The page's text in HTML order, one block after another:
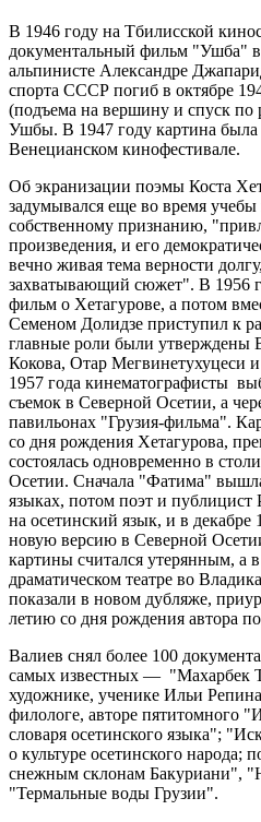
В 1946 году на Тбилисской
документальный фильм "Ушба" в
альпинисте Александре
спорта СССР погиб в октябре
(подъема на вершину и спуск
Ушбы. В 1947 году картина
Венецианском кинофестивале.
Об экранизации поэмы Коста
задумывался еще во время
собственному признанию,
произведения, и его
вечно живая тема верности
захватывающий сюжет". В 1956
фильм о Хетагурове, а потом
Семеном Долидзе приступил к
главные роли были утверждены
Кокова, Отар Мегвинетухуцеси
1957 года кинематографисты
съемок в Северной Осетии, а
павильонах "Грузия-фильма".
со дня рождения Хетагурова,
состоялась одновременно в
Осетии. Сначала "Фатима"
языках, потом поэт и публицист
на осетинский язык, и в декабре
новую версию в Северной
картины считался утерянным, а
драматическом театре во
показали в новом дубляже,
летию со дня рождения автора
Валиев снял более 100
самых известных — "Махарбек
художнике, ученике Ильи
филологе, авторе пятитомного
словаря осетинского языка";
о культуре осетинского
снежным склонам Бакуриани",
"Термальные воды Грузии".